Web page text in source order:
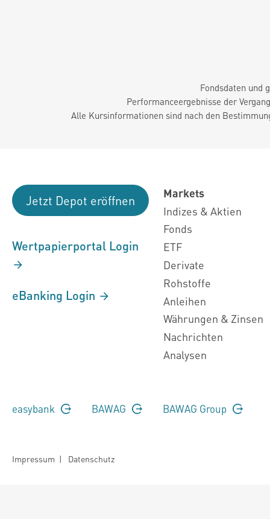
Fondsdaten und
Performanceergebnisse der
Alle Kursinformationen sind nach den
Jetzt Depot eröffnen
Wertpapierportal Login
eBanking Login
Markets
Indizes & Aktien
Fonds
ETF
Derivate
Rohstoffe
Anleihen
Währungen & Zinsen
Nachrichten
Analysen
easybank BAWAG BAWAG Group
Impressum | Datenschutz